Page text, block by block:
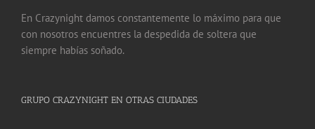
En Crazynight damos constantemente lo máximo para que
con nosotros encuentres la despedida de soltera que
siempre habías soñado.
GRUPO CRAZYNIGHT EN OTRAS CIUDADES